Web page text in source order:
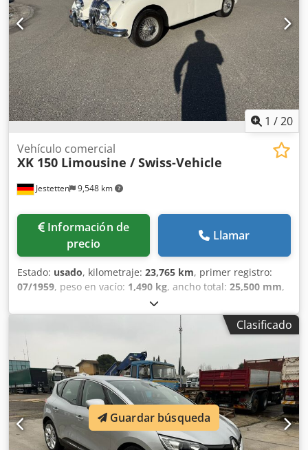
1 /20
Jestetten 9,548 km
Vehículo comercial
XK 150 Limousine / Swiss-Vehicle
Información de
precio
Llamar
Estado: usado, kilometraje: 23,765 km, primer registro:
07/1959, peso en vacío: 1,490 kg, ancho total: 25,500 mm,
, tipo de combustible:
gasolina, peso máximo de la carga:225 kg, próxima
, número de asientos:4, peso
operativo:
Clasificado
Guardar búsqueda